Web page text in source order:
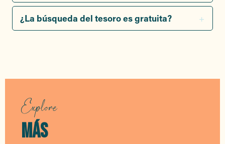
¿La búsqueda del tesoro es gratuita?
Explore
MÁS